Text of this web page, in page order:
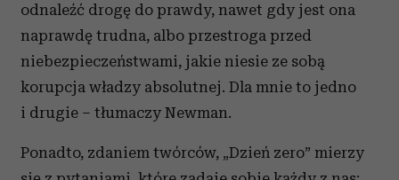
odnaleźć drogę do prawdy, nawet gdy jest ona
naprawdę trudna, albo przestroga przed
niebezpieczeństwami, jakie niesie ze sobą
korupcja władzy absolutnej. Dla mnie to jedno
i drugie – tłumaczy Newman.
Ponadto, zdaniem twórców, „Dzień zero” mierzy